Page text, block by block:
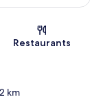
Restaurants
km